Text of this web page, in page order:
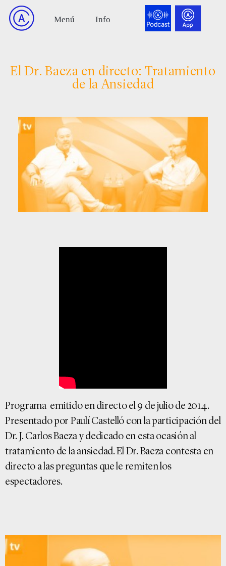
El Dr. Baeza en directo: Tratamiento
de la Ansiedad
Programa emitido en directo el 9 de julio de 2014.
Presentado por Paulí Castelló con la participación del
Dr. J. Carlos Baeza y dedicado en esta ocasión al
tratamiento de la ansiedad. El Dr. Baeza contesta en
directo a las preguntas que le remiten los
espectadores.